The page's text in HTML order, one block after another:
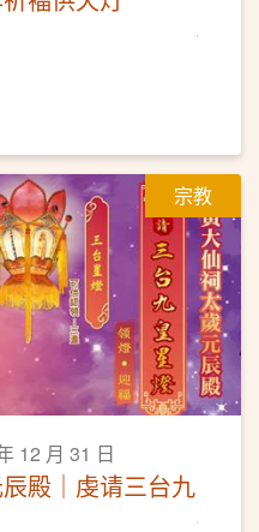
宗教
12 月 31 日
殿｜虔请三台九